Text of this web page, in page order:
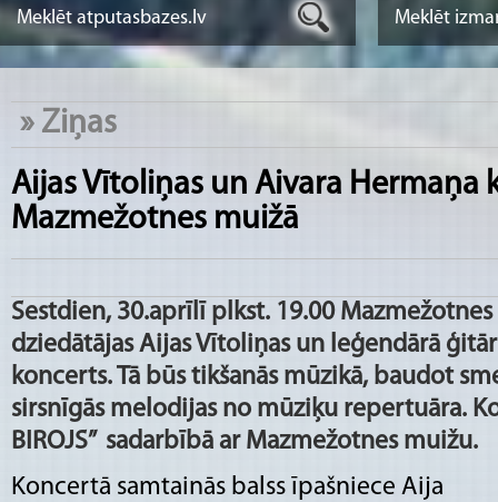
» Ziņas
Aijas Vītoliņas un Aivara Hermaņa
Mazmežotnes muižā
Sestdien, 30.aprīlī plkst. 19.00
dziedātājas Aijas Vītoliņas un leģendārā
koncerts. Tā būs tikšanās mūzikā, baudot
sirsnīgās melodijas no mūziķu repertuāra.
BIROJS” sadarbībā ar Mazmežotnes muižu.
Koncertā samtainās balss īpašniece Aija